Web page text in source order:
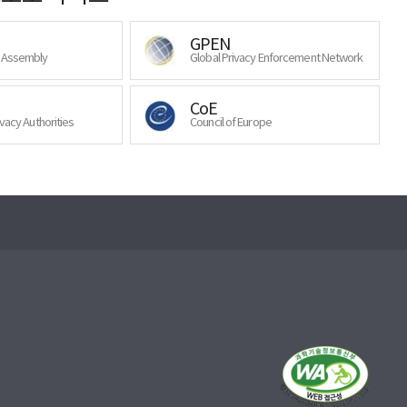
GPEN
Global Privacy Enforcement Network
Authorities
CoE
Council of Europe